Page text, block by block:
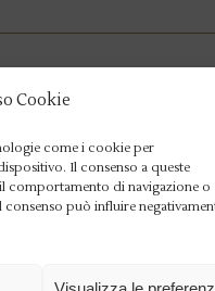
Cookie
come i cookie per
Il consenso a queste
comportamento di navigazione o
può influire
la vittoria di questa
e co